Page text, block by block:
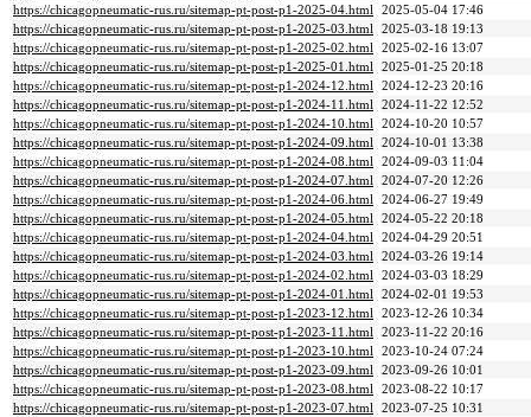
https://chicagopneumatic-rus.ru/sitemap-pt-post-p1-2025-04.html 2025-05-04 17:46
https://chicagopneumatic-rus.ru/sitemap-pt-post-p1-2025-03.html 2025-03-18 19:13
https://chicagopneumatic-rus.ru/sitemap-pt-post-p1-2025-02.html 2025-02-16 13:07
https://chicagopneumatic-rus.ru/sitemap-pt-post-p1-2025-01.html 2025-01-25 20:18
https://chicagopneumatic-rus.ru/sitemap-pt-post-p1-2024-12.html 2024-12-23 20:16
https://chicagopneumatic-rus.ru/sitemap-pt-post-p1-2024-11.html 2024-11-22 12:52
https://chicagopneumatic-rus.ru/sitemap-pt-post-p1-2024-10.html 2024-10-20 10:57
https://chicagopneumatic-rus.ru/sitemap-pt-post-p1-2024-09.html 2024-10-01 13:38
https://chicagopneumatic-rus.ru/sitemap-pt-post-p1-2024-08.html 2024-09-03 11:04
https://chicagopneumatic-rus.ru/sitemap-pt-post-p1-2024-07.html 2024-07-20 12:26
https://chicagopneumatic-rus.ru/sitemap-pt-post-p1-2024-06.html 2024-06-27 19:49
https://chicagopneumatic-rus.ru/sitemap-pt-post-p1-2024-05.html 2024-05-22 20:18
https://chicagopneumatic-rus.ru/sitemap-pt-post-p1-2024-04.html 2024-04-29 20:51
https://chicagopneumatic-rus.ru/sitemap-pt-post-p1-2024-03.html 2024-03-26 19:14
https://chicagopneumatic-rus.ru/sitemap-pt-post-p1-2024-02.html 2024-03-03 18:29
https://chicagopneumatic-rus.ru/sitemap-pt-post-p1-2024-01.html 2024-02-01 19:53
https://chicagopneumatic-rus.ru/sitemap-pt-post-p1-2023-12.html 2023-12-26 10:34
https://chicagopneumatic-rus.ru/sitemap-pt-post-p1-2023-11.html 2023-11-22 20:16
https://chicagopneumatic-rus.ru/sitemap-pt-post-p1-2023-10.html 2023-10-24 07:24
https://chicagopneumatic-rus.ru/sitemap-pt-post-p1-2023-09.html 2023-09-26 10:01
https://chicagopneumatic-rus.ru/sitemap-pt-post-p1-2023-08.html 2023-08-22 10:17
https://chicagopneumatic-rus.ru/sitemap-pt-post-p1-2023-07.html 2023-07-25 10:31